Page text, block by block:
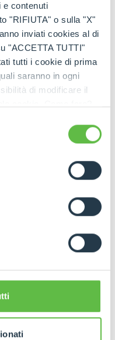
e contenuti
"RIFIUTA" o sulla "X"
inviati cookies al di
"ACCETTA TUTTI"
tutti i cookie di prima
saranno in ogni
di modificare il
il suo consenso" e
presente in ogni
all'interessato ai
apposita procedura.